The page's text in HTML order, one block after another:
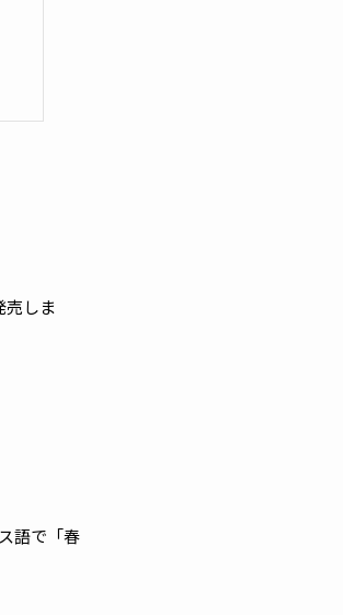
売しま
語で「春